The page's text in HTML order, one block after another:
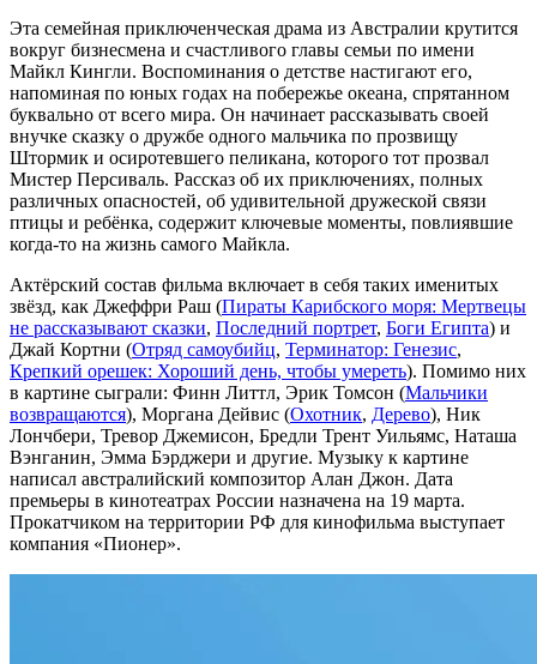
Эта семейная приключенческая драма из Австралии крутится
вокруг бизнесмена и счастливого главы семьи по имени
Майкл Кингли. Воспоминания о детстве настигают его,
напоминая по юных годах на побережье океана, спрятанном
буквально от всего мира. Он начинает рассказывать своей
внучке сказку о дружбе одного мальчика по прозвищу
Штормик и осиротевшего пеликана, которого тот прозвал
Мистер Персиваль. Рассказ об их приключениях, полных
различных опасностей, об удивительной дружеской связи
птицы и ребёнка, содержит ключевые моменты, повлиявшие
когда-то на жизнь самого Майкла.
Актёрский состав фильма включает в себя таких именитых
звёзд, как Джеффри Раш (Пираты Карибского моря: Мертвецы
не рассказывают сказки, Последний портрет, Боги Египта) и
Джай Кортни (Отряд самоубийц, Терминатор: Генезис,
Крепкий орешек: Хороший день, чтобы умереть). Помимо них
в картине сыграли: Финн Литтл, Эрик Томсон (Мальчики
возвращаются), Моргана Дейвис (Охотник, Дерево), Ник
Лончбери, Тревор Джемисон, Бредли Трент Уильямс, Наташа
Вэнганин, Эмма Бэрджери и другие. Музыку к картине
написал австралийский композитор Алан Джон. Дата
премьеры в кинотеатрах России назначена на 19 марта.
Прокатчиком на территории РФ для кинофильма выступает
компания «Пионер».